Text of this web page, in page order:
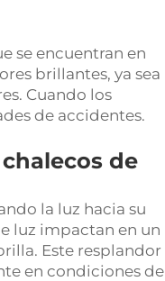
se encuentran en
brillantes, ya sea
Cuando los
de accidentes.
de
la luz hacia su
luz impactan en un
Este resplandor
en condiciones de